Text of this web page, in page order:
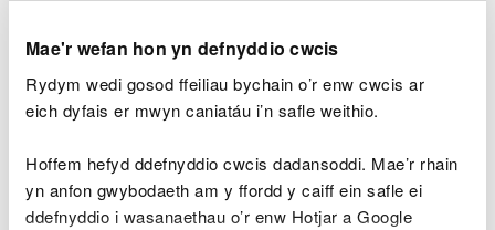
Mae'r wefan hon yn defnyddio cwcis
Rydym wedi gosod ffeiliau bychain o’r enw cwcis ar
eich dyfais er mwyn caniatáu i’n safle weithio.
Hoffem hefyd ddefnyddio cwcis dadansoddi. Mae’r rhain
yn anfon gwybodaeth am y ffordd y caiff ein safle ei
ddefnyddio i wasanaethau o’r enw Hotjar a Google
cynigion datblygu neu drwydded gollwng dŵr
o fewn ffin afon ACA ar y safle neu i fyny'r
afon. Gall datblygiad sy'n effeithio ar gwrs dŵr
sy'n ymuno â ffin afon sydd wedi'i dynodi'n
ar y safle, i fyny'r afon neu i lawr yr afon, ar yr
amod bod y gwrthbwyso yn digwydd cyn y
pwynt lle mae'r datblygiad yn effeithio ar ffin